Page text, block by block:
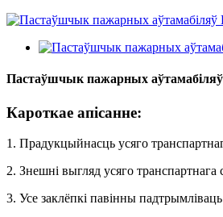
Пастаўшчык пажарных
Кароткае апісанне:
1. Прадукцыйнасць усяго
2. Знешні выгляд усяго
3. Усе заклёпкі павінны